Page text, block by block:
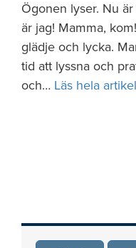
Ögonen lyser. Nu
är jag! Mamma,
glädje och lycka.
tid att lyssna och
och… Läs hela